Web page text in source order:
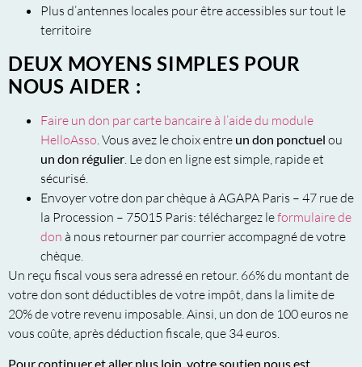
Plus d’antennes locales pour être accessibles sur tout le
territoire
DEUX MOYENS SIMPLES POUR
NOUS AIDER :
Faire un don par carte bancaire à l’aide du module
HelloAsso . Vous avez le choix entre un don ponctuel ou
un don régulier . Le don en ligne est simple, rapide et
sécurisé.
Envoyer votre don par chèque à AGAPA Paris – 47 rue de
la Procession – 75015 Paris: téléchargez leformulaire de
don à nous retourner par courrier accompagné de votre
chèque.
Un reçu fiscal vous sera adressé en retour. 66% du montant de
votre don sont déductibles de votre impôt, dans la limite de
20% de votre revenu imposable. Ainsi, un don de 100 euros ne
vous coûte, après déduction fiscale, que 34 euros.
Pour continuer et aller plus loin, votre soutien nous est